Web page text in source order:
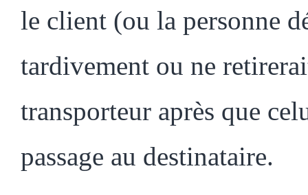
le client (ou la personne
tardivement ou ne
transporteur après que
passage au destinataire.